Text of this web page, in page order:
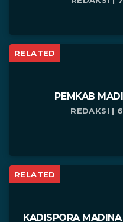
RELATED
PEMKAB
REDAKSI |
RELATED
KADISPORA